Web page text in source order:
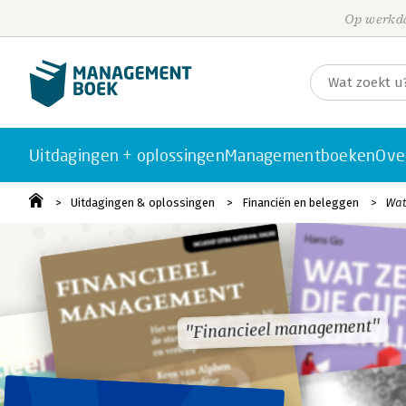
Op
Uitdagingen + oplossingenManagementboeken
Uitdagingen & oplossingen Financiën en beleggen
"Financieel management"
"Financieel management"